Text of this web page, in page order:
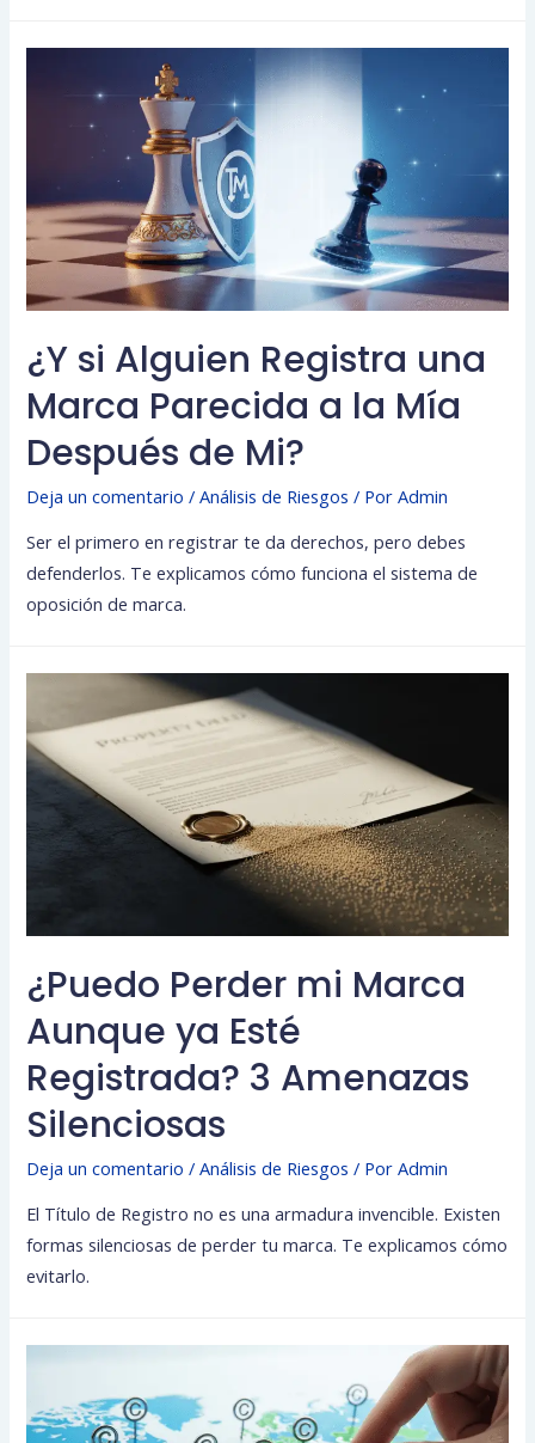
¿Y si Alguien Registra una
Marca Parecida a la Mía
Después de Mi?
Deja un comentario /Análisis de Riesgos / PorAdmin
Ser el primero en registrar te da derechos, pero debes
defenderlos. Te explicamos cómo funciona el sistema de
oposición de marca.
¿Puedo Perder mi Marca
Aunque ya Esté
Registrada? 3 Amenazas
Silenciosas
Deja un comentario /Análisis de Riesgos / PorAdmin
El Título de Registro no es una armadura invencible. Existen
formas silenciosas de perder tu marca. Te explicamos cómo
evitarlo.